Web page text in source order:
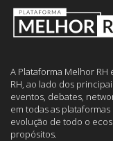
A Plataforma Melhor
RH, ao lado dos
eventos, debates,
em todas as
evolução de todo o
propósitos.